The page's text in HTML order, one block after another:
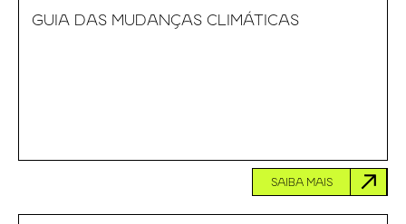
GUIA DAS MUDANÇAS CLIMÁTICAS
SAIBA MAIS